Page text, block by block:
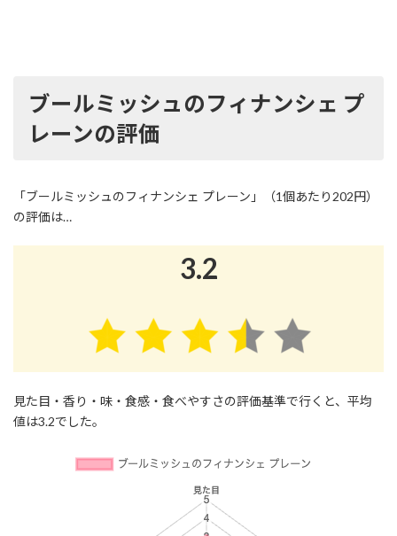
ブールミッシュのフィナンシェ プ
レーンの評価
「ブールミッシュのフィナンシェ プレーン」（1個あたり202円）
の評価は…
3.2
見た目・香り・味・食感・食べやすさの評価基準で行くと、平均
値は3.2でした。